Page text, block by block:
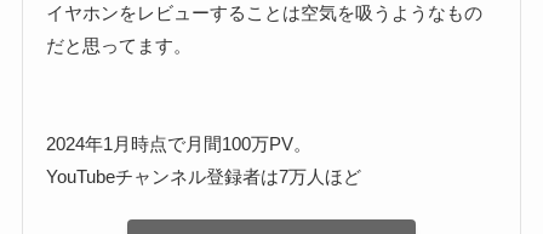
イヤホンをレビューすることは空気を吸うようなもの
だと思ってます。
2024年1月時点で月間100万PV。
YouTubeチャンネル登録者は7万人ほど